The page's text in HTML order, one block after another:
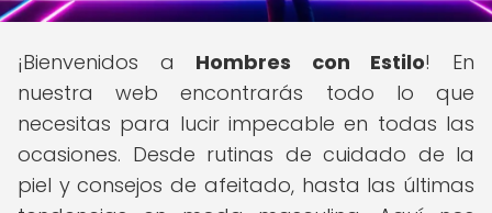
¡Bienvenidos a Hombres con Estilo! En
nuestra web encontrarás todo lo que
necesitas para lucir impecable en todas las
ocasiones. Desde rutinas de cuidado de la
piel y consejos de afeitado, hasta las últimas